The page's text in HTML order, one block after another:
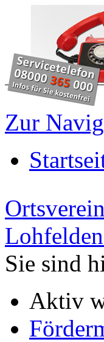
Zur
Ortsverein
Sie sind
Aktiv